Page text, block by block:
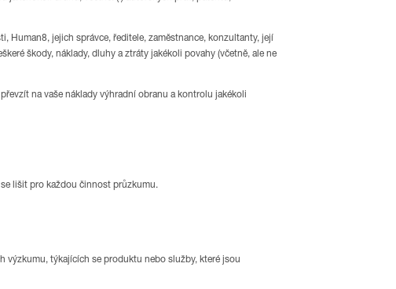
Human8, jejich správce, ředitele, zaměstnance, konzultanty, její
škody, náklady, dluhy a ztráty jakékoli povahy (včetně, ale ne
na vaše náklady výhradní obranu a kontrolu jakékoli
lišit pro každou činnost průzkumu.
výzkumu, týkajících se produktu nebo služby, které jsou